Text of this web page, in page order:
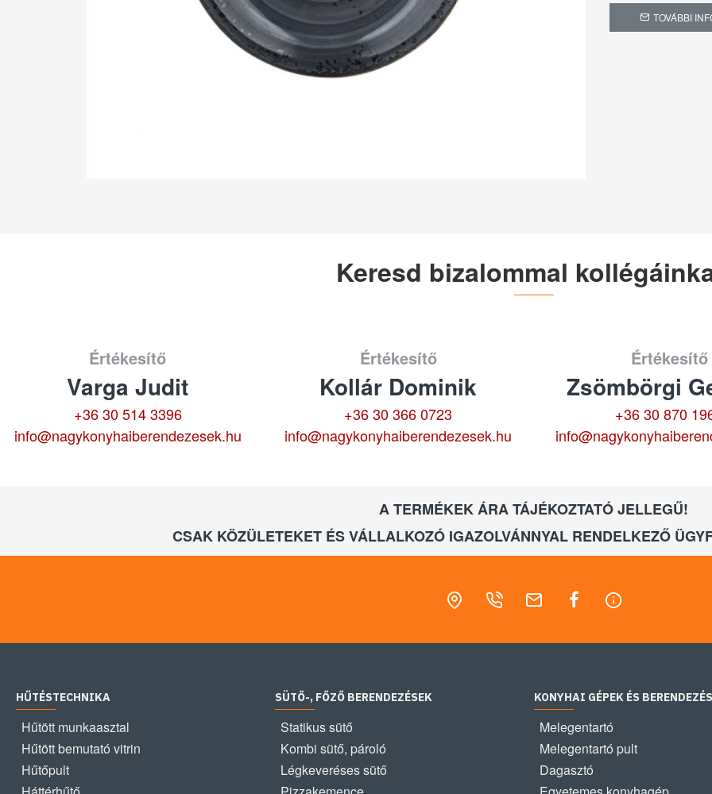
TOVÁBBI
Keresd bizalommal
Értékesítő
Varga Judit
+36 30 514 3396
info@nagykonyhaiberendezesek.hu
Értékesítő
Kollár Dominik
+36 30 366 0723
info@nagykonyhaiberendezesek.hu
Értékesítő
Zsömbörgi
+36 30 870
A TERMÉKEK ÁRA TÁJÉKOZTATÓ JELLEGŰ!
CSAK KÖZÜLETEKET ÉS VÁLLALKOZÓ IGAZOLVÁNNYAL RENDELKEZŐ
HŰTÉSTECHNIKA
Hűtött munkaasztal
Hűtött bemutató vitrin
Hűtőpult
SÜTŐ-, FŐZŐ BERENDEZÉSEK
Statikus sütő
Kombi sütő, pároló
Légkeveréses sütő
KONYHAI GÉPEK ÉS
Melegentartó
Melegentartó pult
Dagasztó